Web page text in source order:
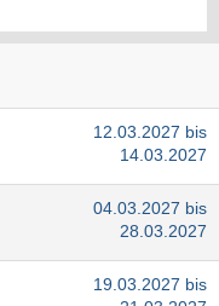
12.03.2027 bis
14.03.2027
04.03.2027 bis
28.03.2027
19.03.2027 bis